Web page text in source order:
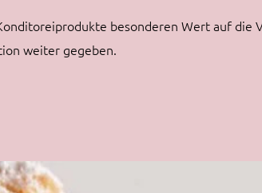
besonderen Wert auf die
weiter gegeben.